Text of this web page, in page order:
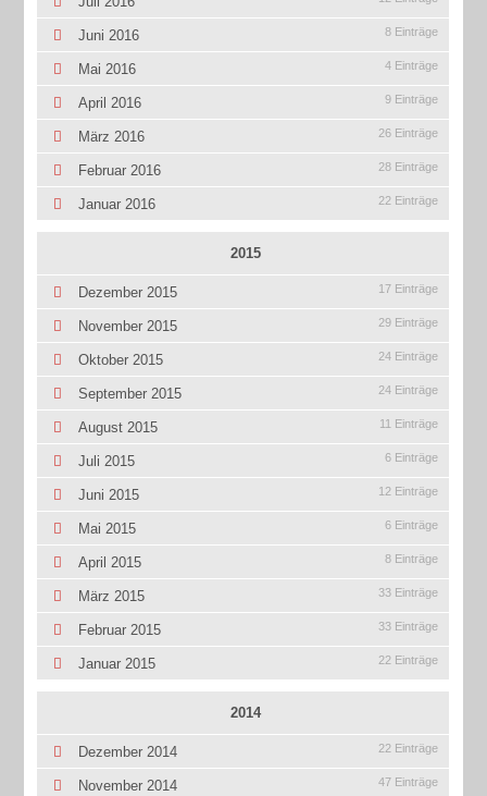
Juni 2016 8 Einträge
Mai 2016 4 Einträge
April 2016 9 Einträge
März 2016 26 Einträge
Februar 2016 28 Einträge
Januar 2016 22 Einträge
2015
Dezember 2015 17 Einträge
November 2015 29 Einträge
Oktober 2015 24 Einträge
September 2015 24 Einträge
August 2015 11 Einträge
Juli 2015 6 Einträge
Juni 2015 12 Einträge
Mai 2015 6 Einträge
April 2015 8 Einträge
März 2015 33 Einträge
Februar 2015 33 Einträge
Januar 2015 22 Einträge
2014
Dezember 2014 22 Einträge
November 2014 47 Einträge